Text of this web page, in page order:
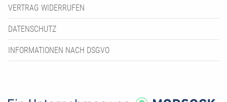
VERTRAG WIDERRUFEN
DATENSCHUTZ
INFORMATIONEN NACH DSGVO